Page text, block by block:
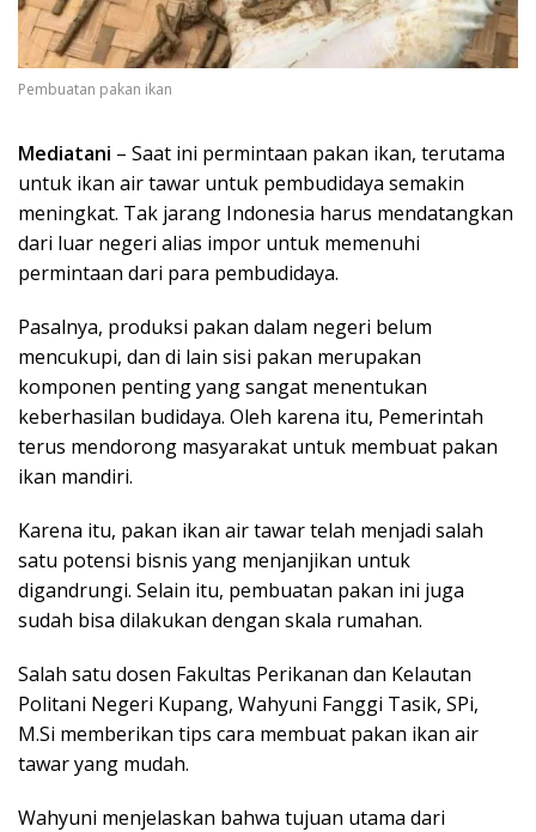
Pembuatan pakan ikan
Mediatani – Saat ini permintaan pakan ikan, terutama
untuk ikan air tawar untuk pembudidaya semakin
meningkat. Tak jarang Indonesia harus mendatangkan
dari luar negeri alias impor untuk memenuhi
permintaan dari para pembudidaya.
Pasalnya, produksi pakan dalam negeri belum
mencukupi, dan di lain sisi pakan merupakan
komponen penting yang sangat menentukan
keberhasilan budidaya. Oleh karena itu, Pemerintah
terus mendorong masyarakat untuk membuat pakan
ikan mandiri.
Karena itu, pakan ikan air tawar telah menjadi salah
satu potensi bisnis yang menjanjikan untuk
digandrungi. Selain itu, pembuatan pakan ini juga
sudah bisa dilakukan dengan skala rumahan.
Salah satu dosen Fakultas Perikanan dan Kelautan
Politani Negeri Kupang, Wahyuni Fanggi Tasik, SPi,
M.Si memberikan tips cara membuat pakan ikan air
tawar yang mudah.
Wahyuni menjelaskan bahwa tujuan utama dari